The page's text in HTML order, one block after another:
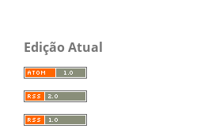
Edição Atual